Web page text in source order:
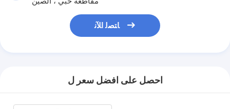
ﺎﺘﺼﻟ ﺍﻶﻧ
احصل على افضل سعر ل